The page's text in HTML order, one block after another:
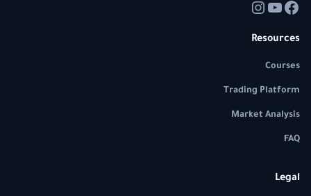
Resources
Courses
Trading Platform
Market Analysis
FAQ
Legal